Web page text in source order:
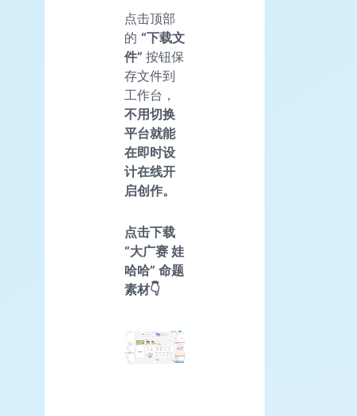
点击顶部
的 “下载文
件” 按钮保
存文件到
工作台，
不用切换
平台就能
在即时设
计在线开
启创作。
点击下载
“大广赛 娃
哈哈” 命题
素材👇